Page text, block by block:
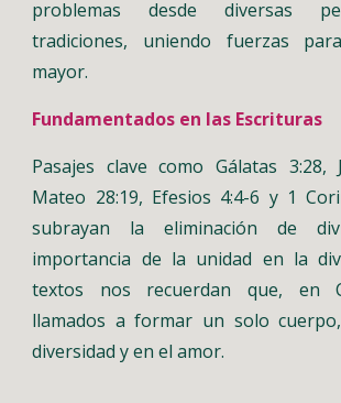
problemas desde diversas
tradiciones, uniendo fuerzas
mayor.
Fundamentados en las Escrituras
Pasajes clave como Gálatas 3:28,
Mateo 28:19, Efesios 4:4-6 y 1
subrayan la eliminación de
importancia de la unidad en la
textos nos recuerdan que, en
llamados a formar un solo
diversidad y en el amor.